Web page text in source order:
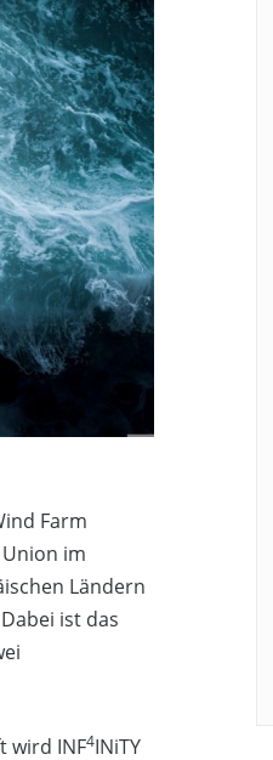
Farm
im
Ländern
ist das
wird INF4INiTY